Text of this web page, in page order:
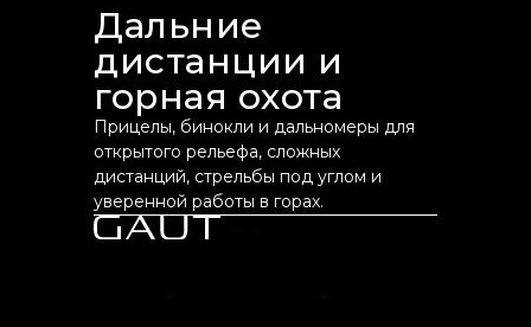
Дальние
дистанции и
горная охота
Прицелы, бинокли и дальномеры для
открытого рельефа, сложных
дистанций, стрельбы под углом и
уверенной работы в горах.